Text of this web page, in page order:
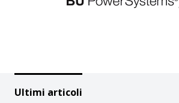
Ultimi articoli